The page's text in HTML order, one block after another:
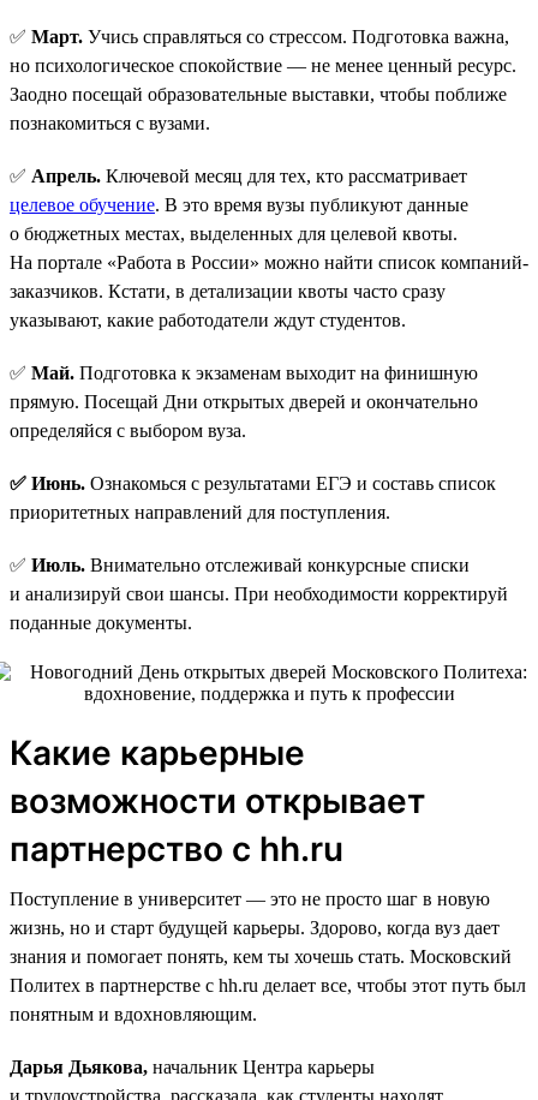
✅ Март. Учись справляться со стрессом. Подготовка важна,
но психологическое спокойствие — не менее ценный ресурс.
Заодно посещай образовательные выставки, чтобы поближе
познакомиться с вузами.
✅ Апрель. Ключевой месяц для тех, кто рассматривает
целевое обучение. В это время вузы публикуют данные
о бюджетных местах, выделенных для целевой квоты.
На портале «Работа в России» можно найти список компаний-
заказчиков. Кстати, в детализации квоты часто сразу
указывают, какие работодатели ждут студентов.
✅ Май. Подготовка к экзаменам выходит на финишную
прямую. Посещай Дни открытых дверей и окончательно
определяйся с выбором вуза.
✅ Июнь. Ознакомься с результатами ЕГЭ и составь список
приоритетных направлений для поступления.
✅ Июль. Внимательно отслеживай конкурсные списки
и анализируй свои шансы. При необходимости корректируй
поданные документы.
Какие карьерные
возможности открывает
партнерство с hh.ru
Поступление в университет — это не просто шаг в новую
жизнь, но и старт будущей карьеры. Здорово, когда вуз дает
знания и помогает понять, кем ты хочешь стать. Московский
Политех в партнерстве с hh.ru делает все, чтобы этот путь был
понятным и вдохновляющим.
Дарья Дьякова, начальник Центра карьеры
и трудоустройства, рассказала, как студенты находят